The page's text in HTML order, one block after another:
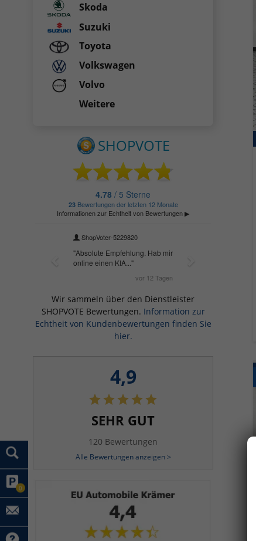
0
Skoda
Suzuki
Toyota
Volkswagen
Volvo
Weitere
Wir sammeln über den Dienstleister
SHOPVOTE Bewertungen. Information zur
Echtheit von Kundenbewertungen finden Sie
hier.
4,9
SEHR GUT
120 Bewertungen
Alle Bewertungen anzeigen >